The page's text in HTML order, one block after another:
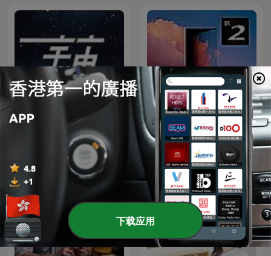
佐々木亮の宇宙ばなし Radiowissen
下载应用